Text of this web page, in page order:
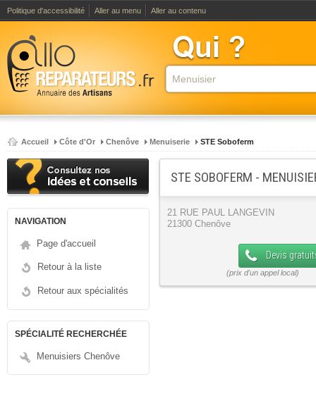
Politique d'accessibilité Aller au menu Aller au contenu
Accueil Côte d'Or Chenôve Menuiserie STE Soboferm
NAVIGATION
Page d'accueil
Retour à la liste
Retour aux spécialités
SPÉCIALITÉ RECHERCHÉE
Menuisiers Chenôve
STE SOBOFERM -
21 RUE PAUL LANGEVIN
21300 Chenôve
Devis